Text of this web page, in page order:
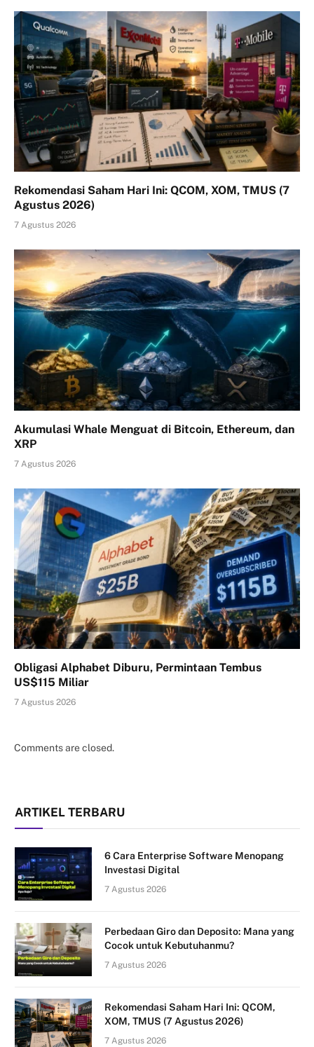
Rekomendasi Saham Hari Ini: QCOM, XOM, TMUS (7
Agustus 2026)
7 Agustus 2026
Akumulasi Whale Menguat di Bitcoin, Ethereum, dan
XRP
7 Agustus 2026
Obligasi Alphabet Diburu, Permintaan Tembus
US$115 Miliar
7 Agustus 2026
Comments are closed.
ARTIKEL TERBARU
6 Cara Enterprise Software Menopang
Investasi Digital
7 Agustus 2026
Perbedaan Giro dan Deposito: Mana yang
Cocok untuk Kebutuhanmu?
7 Agustus 2026
Rekomendasi Saham Hari Ini: QCOM,
XOM, TMUS (7 Agustus 2026)
7 Agustus 2026